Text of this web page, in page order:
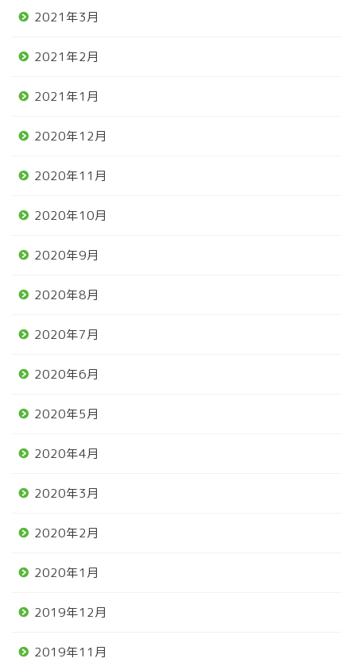
2021年3月
2021年2月
2021年1月
2020年12月
2020年11月
2020年10月
2020年9月
2020年8月
2020年7月
2020年6月
2020年5月
2020年4月
2020年3月
2020年2月
2020年1月
2019年12月
2019年11月